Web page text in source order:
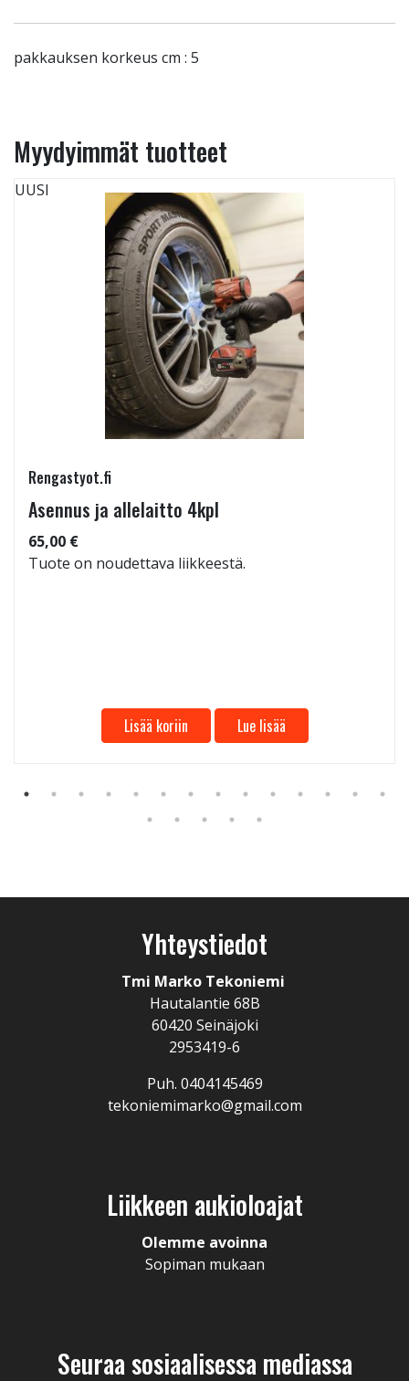
pakkauksen korkeus cm : 5
Myydyimmät tuotteet
UUSI
Rengastyot.fi
Asennus ja allelaitto 4kpl
65,00 €
Tuote on noudettava liikkeestä.
Lisää koriin Lue lisää
Yhteystiedot
Tmi Marko Tekoniemi
Hautalantie 68B
60420 Seinäjoki
2953419-6
Puh. 0404145469
tekoniemimarko@gmail.com
Liikkeen aukioloajat
Olemme avoinna
Sopiman mukaan
Seuraa sosiaalisessa mediassa